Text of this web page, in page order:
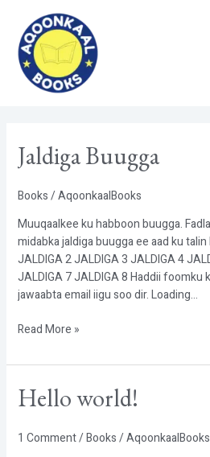
content
Jaldiga Buugga
Books/AqoonkaalBooks
Muuqaalkee ku habboon buugga.
midabka jaldiga buugga ee aad ku talin
JALDIGA 2 JALDIGA 3 JALDIGA 4
JALDIGA 7 JALDIGA 8 Haddii foomku
jawaabta email iigu soo dir. Loading…
Jaldiga
Buugga
Read More »
Hello world!
1 Comment/Books/AqoonkaalBooks
Hello
world!